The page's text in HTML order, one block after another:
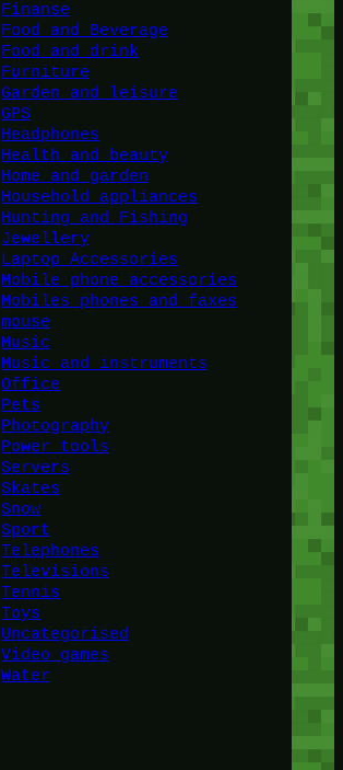
Finanse
Food and Beverage
Food and drink
Furniture
Garden and leisure
GPS
Headphones
Health and beauty
Home and garden
Household appliances
Hunting and Fishing
Jewellery
Laptop Accessories
Mobile phone accessories
Mobiles phones and faxes
mouse
Music
Music and instruments
Office
Pets
Photography
Power tools
Servers
Skates
Snow
Sport
Telephones
Televisions
Tennis
Toys
Uncategorised
Video games
Water